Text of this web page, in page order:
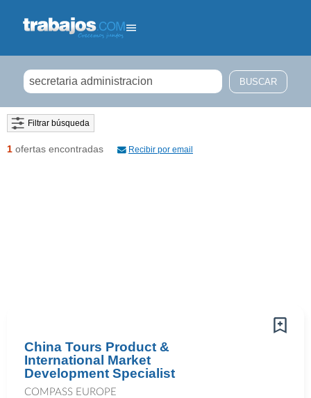
Filtrar búsqueda
1 ofertas encontradas Recibir por email
China Tours Product &
International Market
Development Specialist
COMPASS EUROPE